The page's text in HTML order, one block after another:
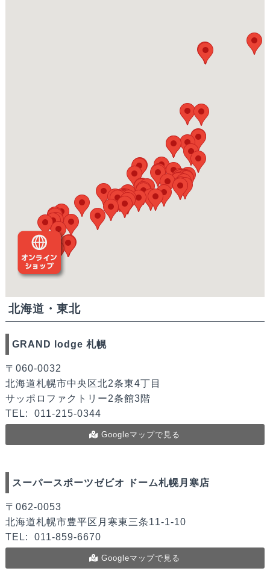
北海道・東北
GRAND lodge 札幌
〒060-0032
北海道札幌市中央区北2条東4丁目
サッポロファクトリー2条館3階
TEL:
011-215-0344
Googleマップで見る
スーパースポーツゼビオ ドーム札幌月寒店
〒062-0053
北海道札幌市豊平区月寒東三条11-1-10
TEL:
011-859-6670
Googleマップで見る